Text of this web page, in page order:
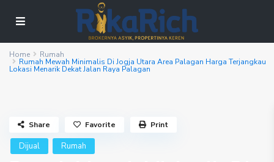
Home Rumah
Rumah Mewah Minimalis Di Jogja Utara Area Palagan Harga Terjangkau
Lokasi Menarik Dekat Jalan Raya Palagan
Dijual Rumah
Share Favorite Print